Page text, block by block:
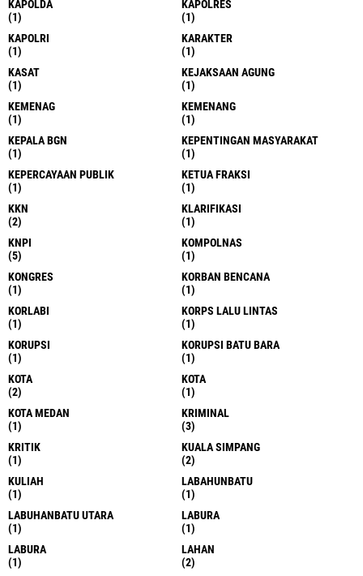
KAPOLDA
(1)
KAPOLRES
(1)
KAPOLRI
(1)
KARAKTER
(1)
KASAT
(1)
KEJAKSAAN AGUNG
(1)
KEMENAG
(1)
KEMENANG
(1)
KEPALA BGN
(1)
KEPENTINGAN MASYARAKAT
(1)
KEPERCAYAAN PUBLIK
(1)
KETUA FRAKSI
(1)
KKN
(2)
KLARIFIKASI
(1)
KNPI
(5)
KOMPOLNAS
(1)
KONGRES
(1)
KORBAN BENCANA
(1)
KORLABI
(1)
KORPS LALU LINTAS
(1)
KORUPSI
(1)
KORUPSI BATU BARA
(1)
KOTA
(2)
KOTA
(1)
KOTA MEDAN
(1)
KRIMINAL
(3)
KRITIK
(1)
KUALA SIMPANG
(2)
KULIAH
(1)
LABAHUNBATU
(1)
LABUHANBATU UTARA
(1)
LABURA
(1)
LABURA
(1)
LAHAN
(2)